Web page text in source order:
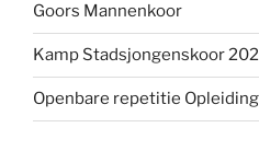
Goors Mannenkoor
Kamp Stadsjongenskoor
Openbare repetitie